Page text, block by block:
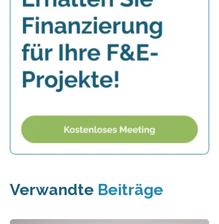
Verwandte Beiträge